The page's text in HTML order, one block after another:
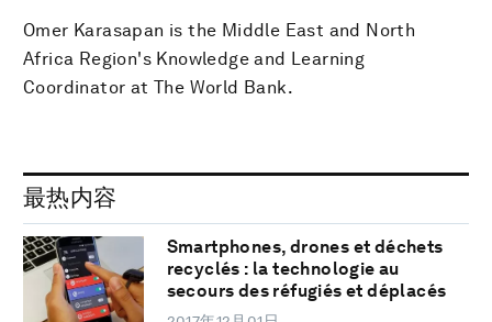
Omer Karasapan is the Middle East and North
Africa Region's Knowledge and Learning
Coordinator at The World Bank.
最热内容
Smartphones, drones et déchets
recyclés : la technologie au
secours des réfugiés et déplacés